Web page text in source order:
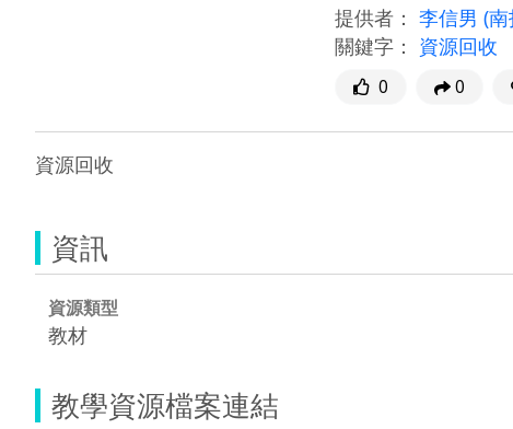
提供者： 李信男 (
關鍵字： 資源回收
0 0
資源回收
資訊
資源類型
教材
教學資源檔案連結